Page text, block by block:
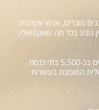
מוכרים, אנשי אקדמיה
נוגע בכל מה שאקטואלי,
השבועון מופץ בעשרות אלפי עותקים בכ-5,500 בתי כנסת
המופצת בעשרות